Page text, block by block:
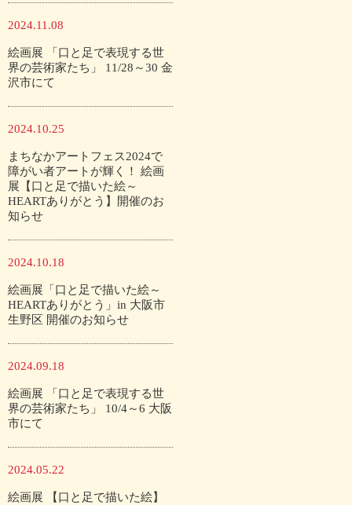
2024.11.08
絵画展 「口と足で表現する世
界の芸術家たち」 11/28～30 金
沢市にて
2024.10.25
まちなかアートフェス2024で
障がい者アートが輝く！ 絵画
展【口と足で描いた絵～
HEARTありがとう】開催のお
知らせ
2024.10.18
絵画展「口と足で描いた絵～
HEARTありがとう」in 大阪市
生野区 開催のお知らせ
2024.09.18
絵画展 「口と足で表現する世
界の芸術家たち」 10/4～6 大阪
市にて
2024.05.22
絵画展 【口と足で描いた絵】